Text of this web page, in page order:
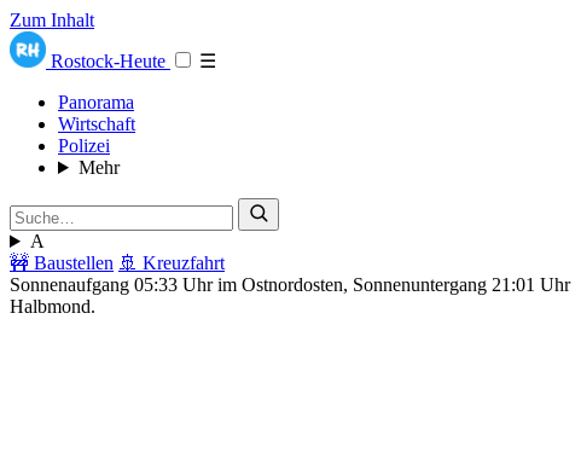
Zum Inhalt
Rostock-Heute
☰
Panorama
Wirtschaft
Polizei
Mehr
A
🚧 Baustellen 🚢 Kreuzfahrt
Sonnenaufgang 05:33 Uhr im Ostnordosten, Sonnenuntergang 21:01
Halbmond.